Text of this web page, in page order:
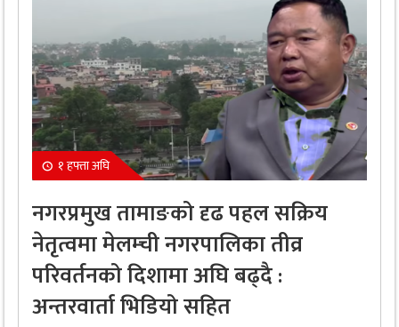
१ हफ्ता अघि
नगरप्रमुख तामाङको दृढ पहल सक्रिय
नेतृत्वमा मेलम्ची नगरपालिका तीव्र
परिवर्तनको दिशामा अघि बढ्दै :
अन्तरवार्ता भिडियो सहित